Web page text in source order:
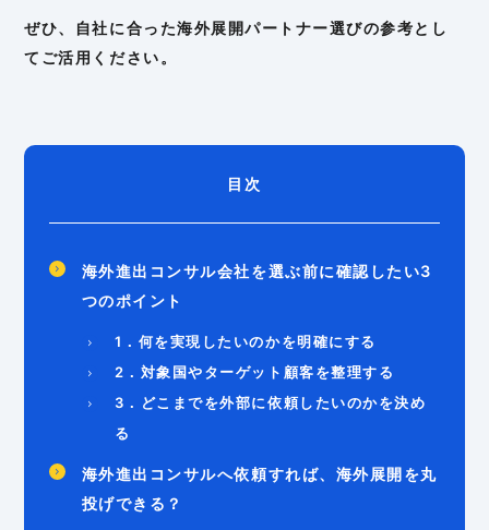
ぜひ、自社に合った海外展開パートナー選びの参考とし
てご活用ください。
目次
海外進出コンサル会社を選ぶ前に確認したい3
つのポイント
1．何を実現したいのかを明確にする
2．対象国やターゲット顧客を整理する
3．どこまでを外部に依頼したいのかを決め
る
海外進出コンサルへ依頼すれば、海外展開を丸
投げできる？